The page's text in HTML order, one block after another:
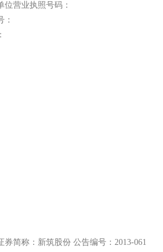
营业执照号码：
简称：新筑股份 公告编号：2013-061